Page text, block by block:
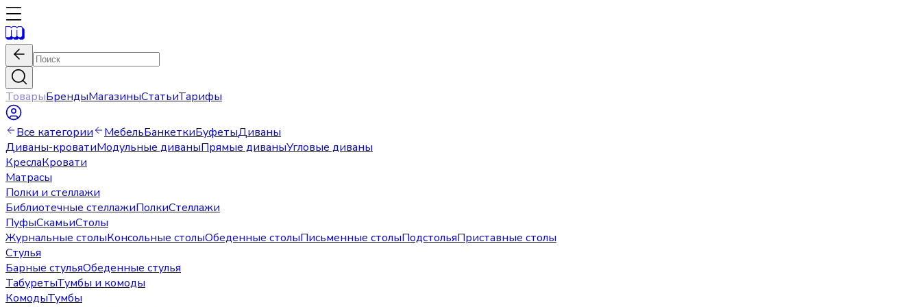
ТоварыБрендыМагазиныСтатьиТарифы
Все категории МебельБанкеткиБуфетыДиваны
Диваны-кроватиМодульные диваныПрямые диваныУгловые диваны
КреслаКровати
Матрасы
Полки и стеллажи
Библиотечные стеллажиПолкиСтеллажи
ПуфыСкамьиСтолы
Журнальные столыКонсольные столыОбеденные столыПисьменные столыПодстольяПриставные столы
Стулья
Барные стульяОбеденные стулья
ТабуретыТумбы и комоды
КомодыТумбы